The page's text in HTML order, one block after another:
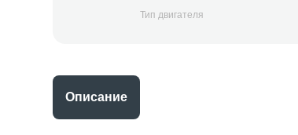
Тип двигателя
Описание